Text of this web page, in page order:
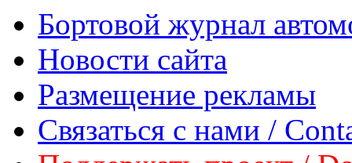
Бортовой журнал
Новости сайта
Размещение рекламы
Связаться с нами /